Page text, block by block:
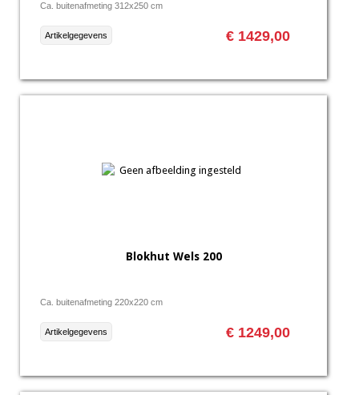
Ca. buitenafmeting 312x250 cm
€ 1429,00
Artikelgegevens
Blokhut Wels 200
Ca. buitenafmeting 220x220 cm
€ 1249,00
Artikelgegevens